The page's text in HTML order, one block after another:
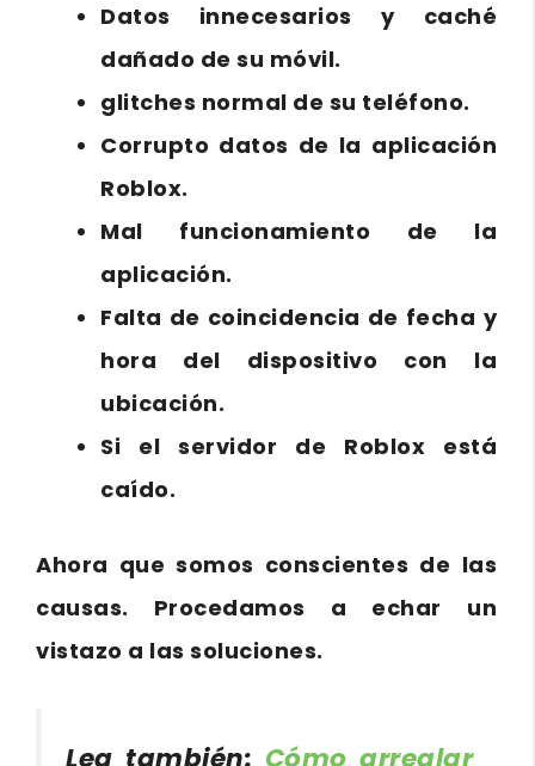
Datos innecesarios y caché
dañado de su móvil.
glitches normal de su teléfono.
Corrupto datos de la aplicación
Roblox.
Mal funcionamiento de la
aplicación.
Falta de coincidencia de fecha y
hora del dispositivo con la
ubicación.
Si el servidor de Roblox está
caído.
Ahora que somos conscientes de las
causas. Procedamos a echar un
vistazo a las soluciones.
Lea también: Cómo arreglar